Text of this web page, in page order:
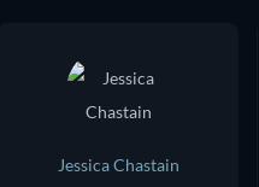
Jessica Chastain